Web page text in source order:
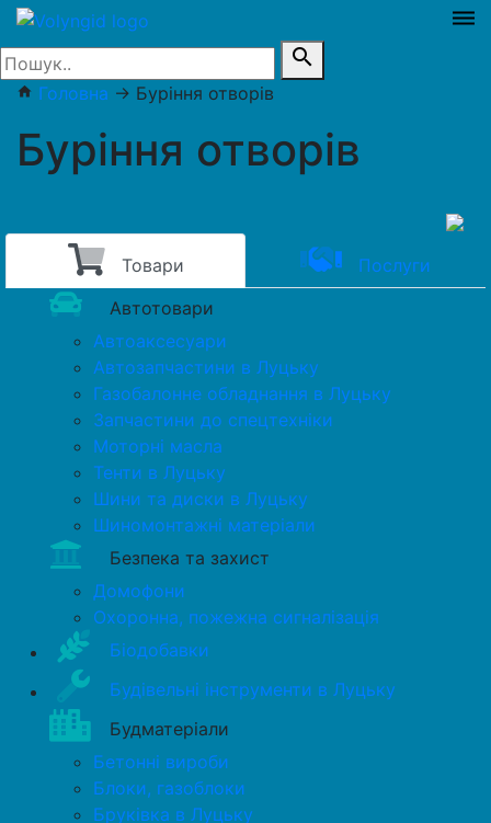
dehaze
search
home Головна → Буріння отворів
Буріння отворів
Товари
Послуги
Автотовари
Автоаксесуари
Автозапчастини в Луцьку
Газобалонне обладнання в Луцьку
Запчастини до спецтехніки
Моторні масла
Тенти в Луцьку
Шини та диски в Луцьку
Шиномонтажні матеріали
Безпека та захист
Домофони
Охоронна, пожежна сигналізація
Біодобавки
Будівельні інструменти в Луцьку
Будматеріали
Бетонні вироби
Блоки, газоблоки
Бруківка в Луцьку